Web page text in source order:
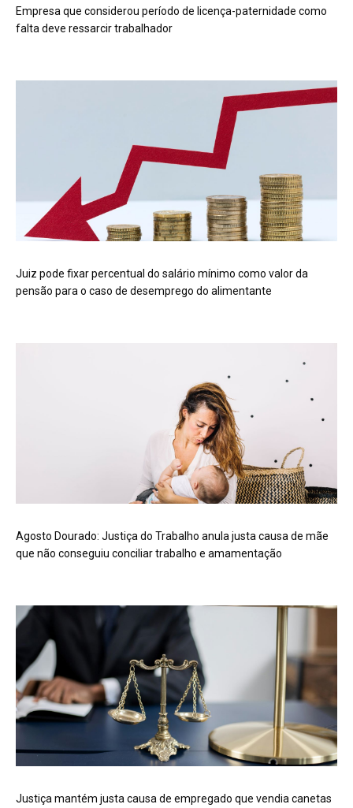
Empresa que considerou período de licença-paternidade como
falta deve ressarcir trabalhador
Juiz pode fixar percentual do salário mínimo como valor da
pensão para o caso de desemprego do alimentante
Agosto Dourado: Justiça do Trabalho anula justa causa de mãe
que não conseguiu conciliar trabalho e amamentação
Justiça mantém justa causa de empregado que vendia canetas